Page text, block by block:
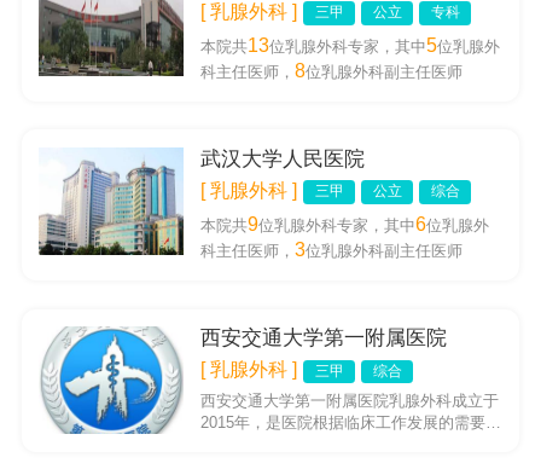
[ 乳腺外科 ] 三甲 公立 专科
本院共13位乳腺外科专家，其中5位乳腺外
科主任医师，8位乳腺外科副主任医师
武汉大学人民医院
[ 乳腺外科 ] 三甲 公立 综合
本院共9位乳腺外科专家，其中6位乳腺外
科主任医师，3位乳腺外科副主任医师
西安交通大学第一附属医院
[ 乳腺外科 ] 三甲 综合
西安交通大学第一附属医院乳腺外科成立于
2015年，是医院根据临床工作发展的需要，